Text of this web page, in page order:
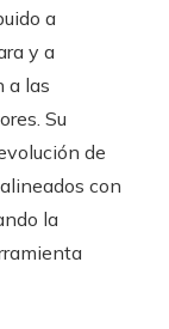
a
y a
a las
Su
de
con
la